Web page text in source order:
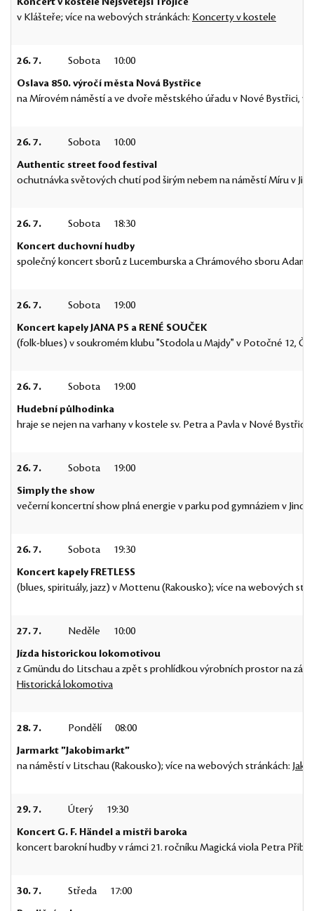
v Klášteře; více na webových stránkách: Koncerty v kostele
26. 7. Sobota
10:00
Oslava 850. výročí města Nová Bystřice
na Mírovém náměstí a ve dvoře městského úřadu v Nové Bystřici,
26. 7. Sobota
10:00
Authentic street food festival
ochutnávka světových chutí pod širým nebem na náměstí Míru v
26. 7. Sobota
18:30
Koncert duchovní hudby
společný koncert sborů z Lucemburska a Chrámového sboru
26. 7. Sobota
19:00
Koncert kapely JANA PS a RENÉ SOUČEK
(folk-blues) v soukromém klubu "Stodola u Majdy" v Potočné 12,
26. 7. Sobota
19:00
Hudební půlhodinka
hraje se nejen na varhany v kostele sv. Petra a Pavla v Nové Bystřici
26. 7. Sobota
19:00
Simply the show
večerní koncertní show plná energie v parku pod gymnáziem v
26. 7. Sobota
19:30
Koncert kapely FRETLESS
(blues, spirituály, jazz) v Mottenu (Rakousko); více na webových
27. 7. Neděle
10:00
Jízda historickou lokomotivou
z Gmündu do Litschau a zpět s prohlídkou výrobních prostor na
Historická lokomotiva
28. 7. Pondělí
08:00
Jarmarkt "Jakobimarkt"
na náměstí v Litschau (Rakousko); více na webových stránkách:
29. 7. Úterý
19:30
Koncert G. F. Händel a mistři baroka
koncert barokní hudby v rámci 21. ročníku Magická viola Petra
30. 7. Středa
17:00